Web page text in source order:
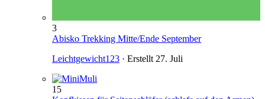
3
Abisko Trekking Mitte/Ende September
Leichtgewicht123 · Erstellt 27. Juli
15